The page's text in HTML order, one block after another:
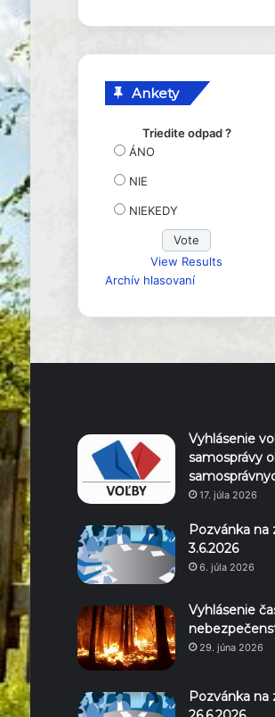
Ankety
Triedite odpad ?
ÁNO
NIE
NIEKEDY
View Results
Archív hlasovaní
Vyhlásenie
samosprávy
17. júla 2026
Pozvánka na
3.6.2026
6. júla 2026
Vyhlásenie
29. júna 2026
Pozvánka na